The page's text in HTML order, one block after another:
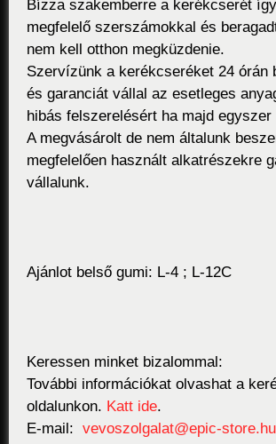
Bízza szakemberre a kerékcserét
megfelelő szerszámokkal és
nem kell otthon megküzdenie.
Szervízünk a kerékcseréket 24 órán
és garanciát vállal az esetleges
hibás felszerelésért ha majd
A megvásárolt de nem általunk
megfelelően használt alkatrészekre
vállalunk.
Ajánlot belső gumi: L-4 ; L-12C
Keressen minket bizalommal:
További információkat olvashat a
oldalunkon. Katt ide.
E-mail: vevoszolgalat@epic-store.hu